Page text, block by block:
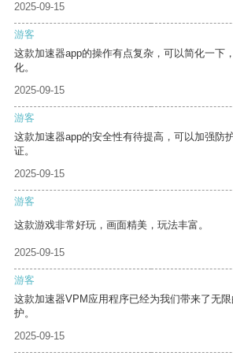
2025-09-15
游客
这款加速器app的操作有点复杂，可以简化一下
化。
2025-09-15
游客
这款加速器app的安全性有待提高，可以加强防
证。
2025-09-15
游客
这款游戏非常好玩，画面精美，玩法丰富。
2025-09-15
游客
这款加速器VPM应用程序已经为我们带来了无
护。
2025-09-15